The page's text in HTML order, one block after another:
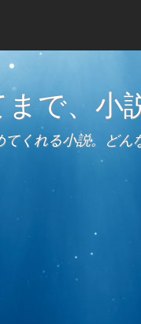
で、小
くれる小説。ど